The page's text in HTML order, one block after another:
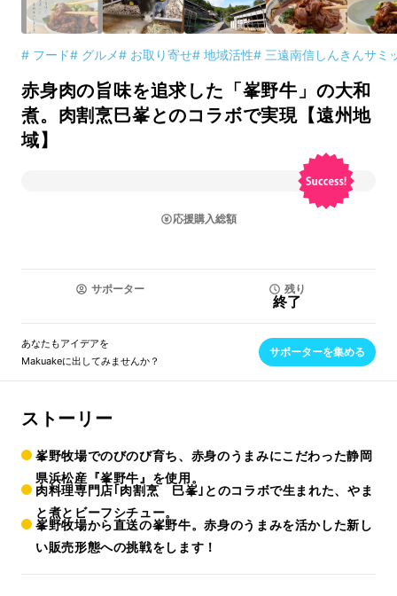
# フード# グルメ# お取り寄せ# 地域活性# 三遠南信しんきんサミ
赤身肉の旨味を追求した「峯野牛」の大和
煮。肉割烹巳峯とのコラボで実現【遠州地
域】
応援購入総額
サポーター 残り
終了
あなたもアイデアを
Makuakeに出してみませんか？
サポーターを集める
ストーリー
峯野牧場でのびのび育ち、赤身のうまみにこだわった静岡
県浜松産『峯野牛』を使用。
肉料理専門店｢肉割烹 巳峯｣とのコラボで生まれた、やま
と煮とビーフシチュー。
峯野牧場から直送の峯野牛。赤身のうまみを活かした新し
い販売形態への挑戦をします！